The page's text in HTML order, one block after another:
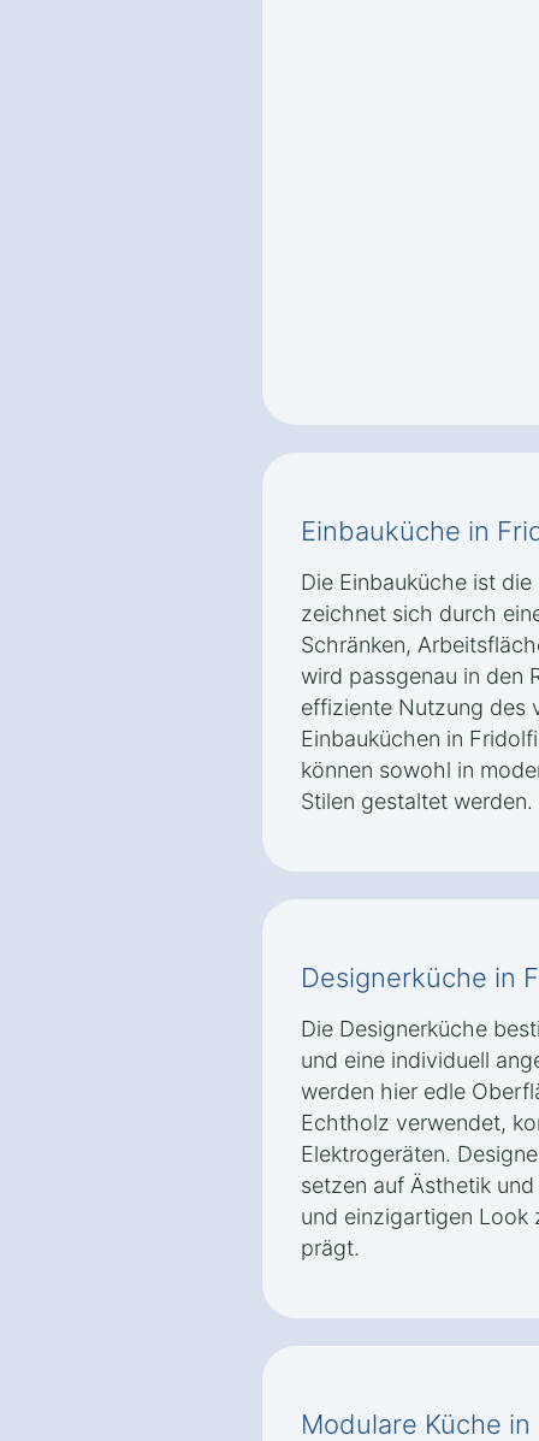
Einbauküche in
Die Einbauküche ist
zeichnet sich durch
Schränken,
wird passgenau in den
effiziente Nutzung des
Einbauküchen in
können sowohl in
Stilen gestaltet werden.
Designerküche in
Die Designerküche
und eine individuell
werden hier edle
Echtholz verwendet,
Elektrogeräten.
setzen auf Ästhetik
und einzigartigen Look
prägt.
Modulare Küche